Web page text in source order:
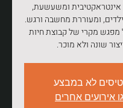
ומשעשעת,
מפגש מקרי של קבוצת חיות
שונה ולא מוכר.
לא במבצע
אירועים אחרים